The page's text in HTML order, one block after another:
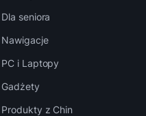
Dla seniora
Nawigacje
PC i Laptopy
Gadżety
Produkty z Chin